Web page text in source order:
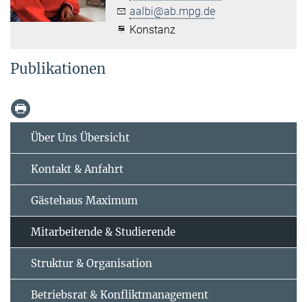
aalbi@ab.mpg.de
Konstanz
Publikationen
Über Uns Übersicht
Kontakt & Anfahrt
Gästehaus Maximum
Mitarbeitende & Studierende
Struktur & Organisation
Betriebsrat & Konfliktmanagement